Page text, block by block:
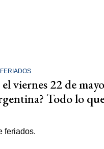
viernes 22 de mayo
Todo lo